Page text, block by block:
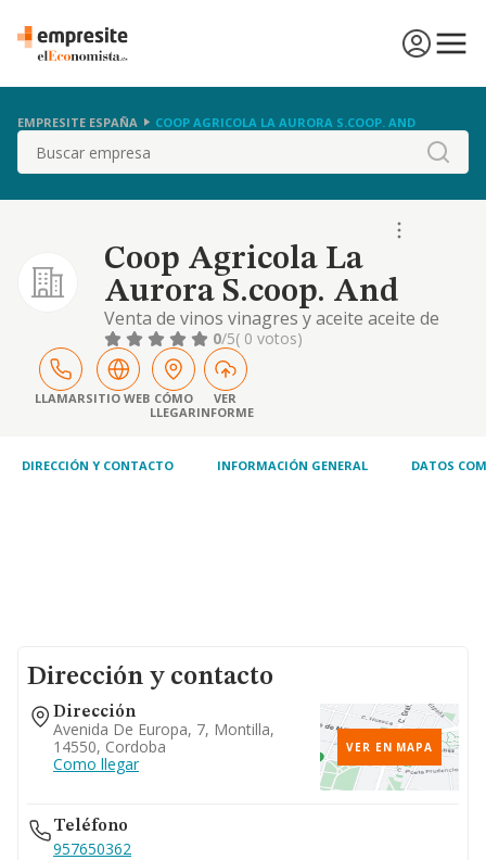
EMPRESITE ESPAÑA COOP AGRICOLA LA AURORA S.COOP. AND
Buscar
Coop Agricola La
Aurora S.coop. And
Venta de vinos vinagres y aceite aceite de
oliva
0/5( 0 votos)
LLAMARSITIO WEB CÓMO
LLEGAR
VER
INFORME
DIRECCIÓN Y CONTACTO INFORMACIÓN GENERAL DATOS
Dirección y contacto
Dirección
Avenida De Europa, 7, Montilla,
14550, Cordoba
Como llegar
VER EN MAPA
Teléfono
957650362